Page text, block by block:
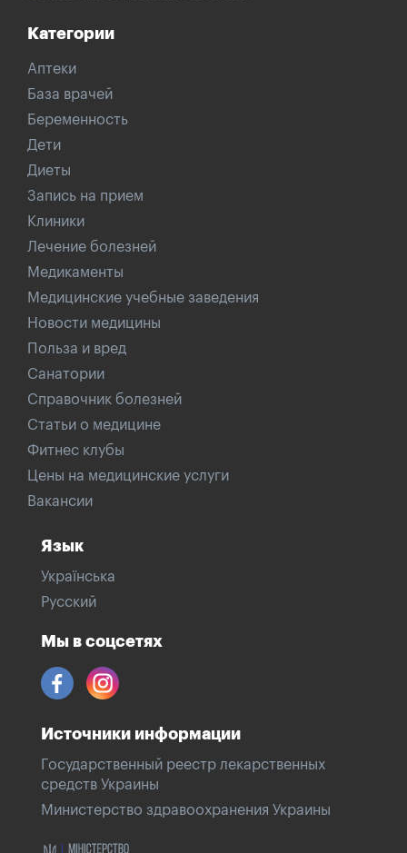
Категории
Аптеки
База врачей
Беременность
Дети
Диеты
Запись на прием
Клиники
Лечение болезней
Медикаменты
Медицинские учебные заведения
Новости медицины
Польза и вред
Санатории
Справочник болезней
Статьи о медицине
Фитнес клубы
Цены на медицинские услуги
Вакансии
Язык
Українська
Русский
Мы в соцсетях
Источники информации
Государственный реестр лекарственных
средств Украины
Министерство здравоохранения Украины